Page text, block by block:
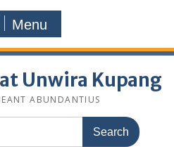
Resmi Fakultas Filsafat
Unwira Kupang
ABUNDANTIUS
Menu